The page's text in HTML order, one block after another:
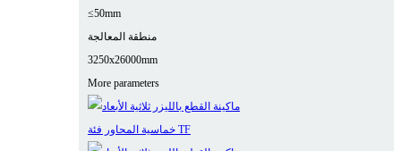
≤50mm
منطقة المعالجة
3250x26000mm
More parameters